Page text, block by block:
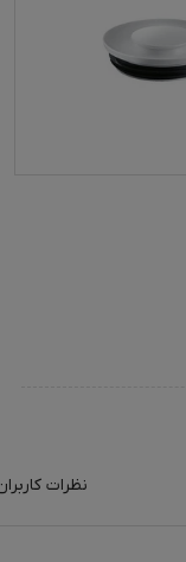
نظرات